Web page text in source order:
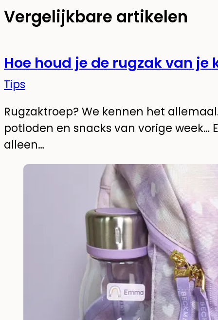
Vergelijkbare artikelen
Hoe houd je de rugzak van
Tips
Rugzaktroep? We kennen het
potloden en snacks van vorige week…
alleen…